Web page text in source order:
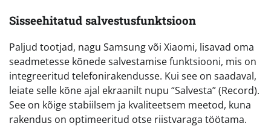
Sisseehitatud salvestusfunktsioon
Paljud tootjad, nagu Samsung või Xiaomi, lisavad oma
seadmetesse kõnede salvestamise funktsiooni, mis on
integreeritud telefonirakendusse. Kui see on saadaval,
leiate selle kõne ajal ekraanilt nupu “Salvesta” (Record).
See on kõige stabiilsem ja kvaliteetsem meetod, kuna
rakendus on optimeeritud otse riistvaraga töötama.